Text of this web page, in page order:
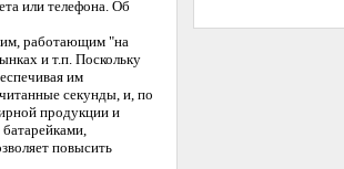
или телефона. Об
работающим "на
и т.п. Поскольку
им
секунды, и, по
продукции и
повысить